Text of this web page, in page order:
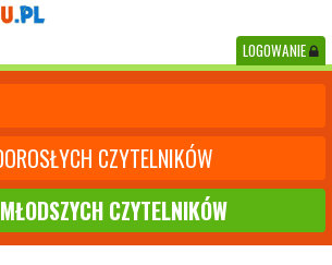
LOGOWANIE
CZYTELNIKÓW
CZYTELNIKÓW